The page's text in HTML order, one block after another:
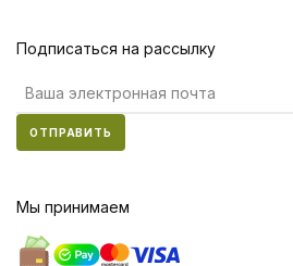
Подписаться на рассылку
ОТПРАВИТЬ
Мы принимаем